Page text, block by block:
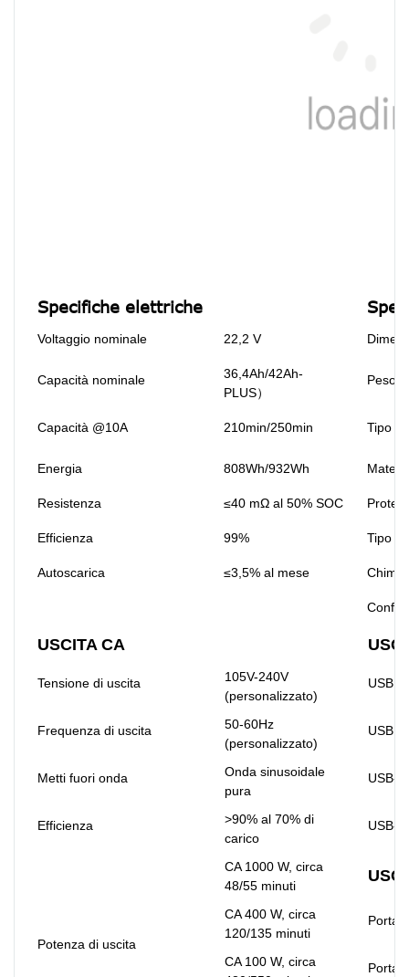
Specifiche elettriche
Voltaggio nominale 22,2 V
Capacità nominale
36,4Ah/42Ah-
PLUS）
Peso
Capacità @10A 210min/250min Tipo
Energia 808Wh/932Wh
Resistenza ≤40 mΩ al 50% SOC
Efficienza 99% Tipo di
Autoscarica ≤3,5% al ​​mese
USCITA CA
Tensione di uscita
105V-240V
(personalizzato)
USB 1
Frequenza di uscita
50-60Hz
(personalizzato)
USB 2
Metti fuori onda
Onda sinusoidale
pura
USB-
Efficienza
>90% al 70% di
carico
USB-
Potenza di uscita
CA 1000 W, circa
48/55 minuti
CA 400 W, circa
120/135 minuti
Porta
CA 100 W, circa
Porta